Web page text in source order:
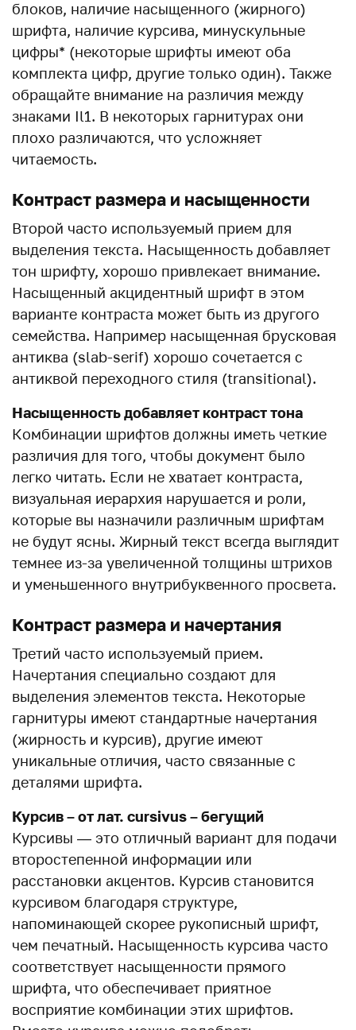
блоков, наличие насыщенного (жирного)
шрифта, наличие курсива, минускульные
цифры* (некоторые шрифты имеют оба
комплекта цифр, другие только один). Также
обращайте внимание на различия между
знаками Il1. В некоторых гарнитурах они
плохо различаются, что усложняет
читаемость.
Контраст размера и насыщенности
Второй часто используемый прием для
выделения текста. Насыщенность добавляет
тон шрифту, хорошо привлекает внимание.
Насыщенный акцидентный шрифт в этом
варианте контраста может быть из другого
семейства. Например насыщенная брусковая
антиква (slab-serif) хорошо сочетается с
антиквой переходного стиля (transitional).
Насыщенность добавляет контраст тона
Комбинации шрифтов должны иметь четкие
различия для того, чтобы документ было
легко читать. Если не хватает контраста,
визуальная иерархия нарушается и роли,
которые вы назначили различным шрифтам
не будут ясны. Жирный текст всегда выглядит
темнее из-за увеличенной толщины штрихов
и уменьшенного внутрибуквенного просвета.
Контраст размера и начертания
Третий часто используемый прием.
Начертания специально создают для
выделения элементов текста. Некоторые
гарнитуры имеют стандартные начертания
(жирность и курсив), другие имеют
уникальные отличия, часто связанные с
деталями шрифта.
Курсив – от лат. cursivus – бегущий
Курсивы — это отличный вариант для подачи
второстепенной информации или
расстановки акцентов. Курсив становится
курсивом благодаря структуре,
напоминающей скорее рукописный шрифт,
чем печатный. Насыщенность курсива часто
соответствует насыщенности прямого
шрифта, что обеспечивает приятное
восприятие комбинации этих шрифтов.